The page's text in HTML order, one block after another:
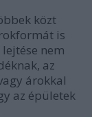
közt
is
nem
az
árokkal
az épületek